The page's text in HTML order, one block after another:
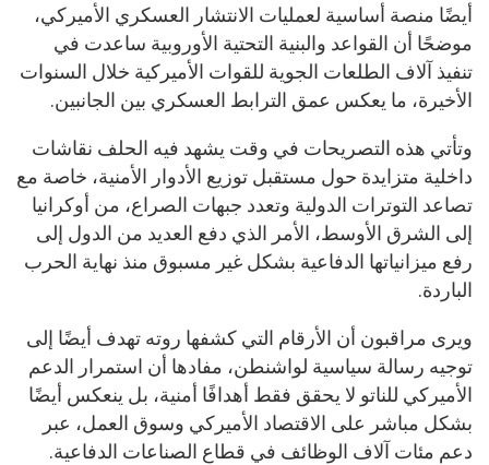
أيضًا منصة أساسية لعمليات الانتشار العسكري الأميركي،
موضحًا أن القواعد والبنية التحتية الأوروبية ساعدت في
تنفيذ آلاف الطلعات الجوية للقوات الأميركية خلال السنوات
الأخيرة، ما يعكس عمق الترابط العسكري بين الجانبين.
وتأتي هذه التصريحات في وقت يشهد فيه الحلف نقاشات
داخلية متزايدة حول مستقبل توزيع الأدوار الأمنية، خاصة مع
تصاعد التوترات الدولية وتعدد جبهات الصراع، من أوكرانيا
إلى الشرق الأوسط، الأمر الذي دفع العديد من الدول إلى
رفع ميزانياتها الدفاعية بشكل غير مسبوق منذ نهاية الحرب
الباردة.
ويرى مراقبون أن الأرقام التي كشفها روته تهدف أيضًا إلى
توجيه رسالة سياسية لواشنطن، مفادها أن استمرار الدعم
الأميركي للناتو لا يحقق فقط أهدافًا أمنية، بل ينعكس أيضًا
بشكل مباشر على الاقتصاد الأميركي وسوق العمل، عبر
دعم مئات آلاف الوظائف في قطاع الصناعات الدفاعية.